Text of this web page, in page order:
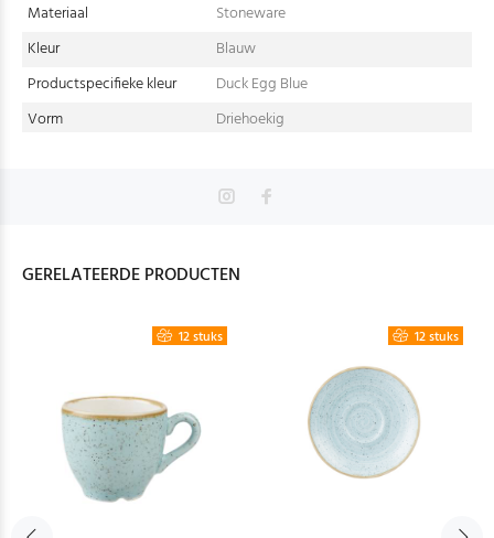
Materiaal
Stoneware
Kleur
Blauw
Productspecifieke kleur
Duck Egg Blue
Vorm
Driehoekig
GERELATEERDE PRODUCTEN
12 stuks 12 stuks